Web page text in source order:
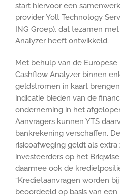
start hiervoor een
provider Yolt Technology
ING Groep), dat tezamen
Analyzer heeft ontwikkeld.
Met behulp van de
Cashflow Analyzer binnen
geldstromen in kaart
indicatie bieden van de
onderneming in het
Aanvragers kunnen YTS
bankrekening verschaffen.
risicoafweging geldt als
investeerders op het
daarmee ook de
“Kredietaanvragen worden
beoordeeld op basis van